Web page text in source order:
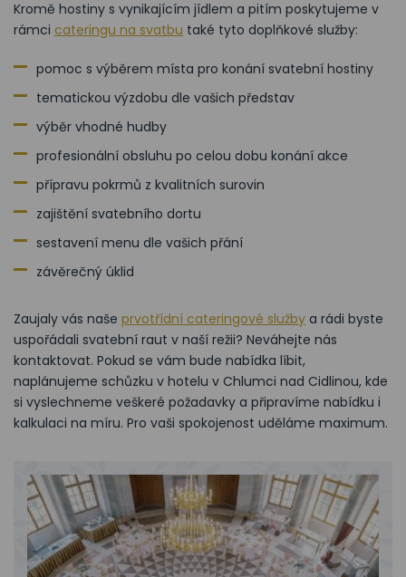
Kromě hostiny s vynikajícím jídlem a pitím poskytujeme v
rámci cateringu na svatbu také tyto doplňkové služby:
pomoc s výběrem místa pro konání svatební hostiny
tematickou výzdobu dle vašich představ
výběr vhodné hudby
profesionální obsluhu po celou dobu konání akce
přípravu pokrmů z kvalitních surovin
zajištění svatebního dortu
sestavení menu dle vašich přání
závěrečný úklid
Zaujaly vás naše prvotřídní cateringové služby a rádi byste
uspořádali svatební raut v naší režii? Neváhejte nás
kontaktovat. Pokud se vám bude nabídka líbit,
naplánujeme schůzku v hotelu v Chlumci nad Cidlinou, kde
si vyslechneme veškeré požadavky a připravíme nabídku i
kalkulaci na míru. Pro vaši spokojenost uděláme maximum.